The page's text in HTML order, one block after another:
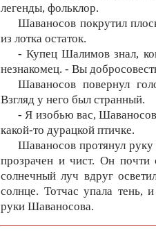
легенды, фольклор.
Шаваносов покрутил
из лотка остаток.
- Купец Шалимов знал,
незнакомец. - Вы
Шаваносов повернул
Взгляд у него был странный.
- Я изобью вас,
какой-то дурацкой птичке.
Шаваносов протянул
прозрачен и чист. Он
солнечный луч вдруг
солнце. Тотчас упала тень,
руки Шаваносова.